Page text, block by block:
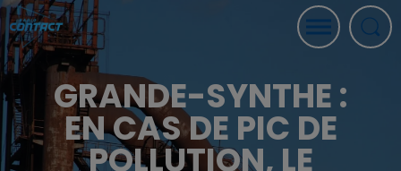
GRANDE-SYNTHE :
EN CAS DE PIC DE
POLLUTION, LE